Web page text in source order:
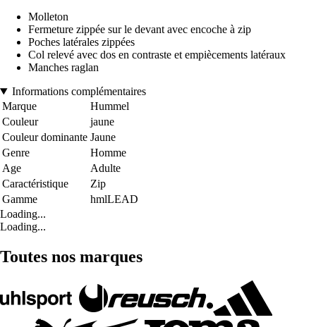
Molleton
Fermeture zippée sur le devant avec encoche à zip
Poches latérales zippées
Col relevé avec dos en contraste et empiècements latéraux
Manches raglan
Informations complémentaires
Marque
Hummel
Couleur
jaune
Couleur dominante Jaune
Genre
Homme
Age
Adulte
Caractéristique
Zip
Gamme
hmlLEAD
Loading...
Loading...
Toutes nos marques